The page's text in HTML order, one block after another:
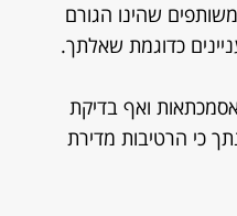
שהינו הגורם
כדוגמת שאלתך.
ואף בדיקת
כי הרטיבות מדירת